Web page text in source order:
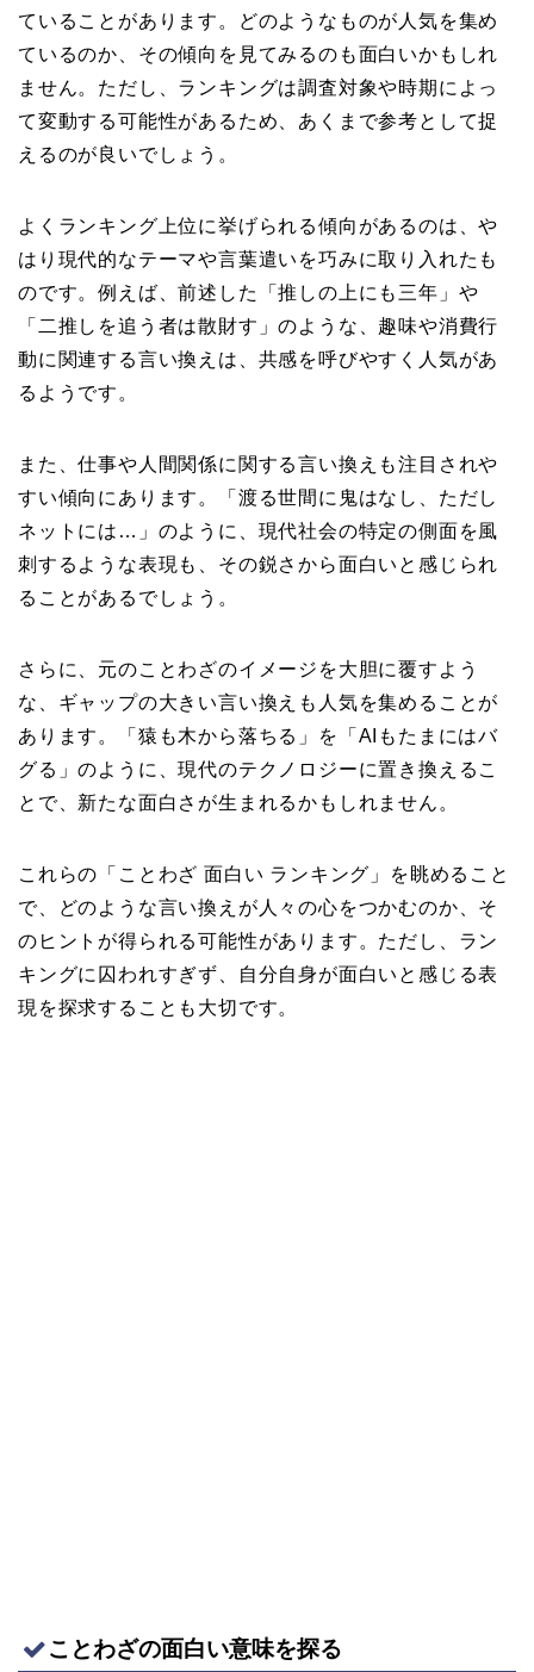
ていることがあります。どのようなものが人気を集め
ているのか、その傾向を見てみるのも面白いかもしれ
ません。ただし、ランキングは調査対象や時期によっ
て変動する可能性があるため、あくまで参考として捉
えるのが良いでしょう。
よくランキング上位に挙げられる傾向があるのは、や
はり現代的なテーマや言葉遣いを巧みに取り入れたも
のです。例えば、前述した「推しの上にも三年」や
「二推しを追う者は散財す」のような、趣味や消費行
動に関連する言い換えは、共感を呼びやすく人気があ
るようです。
また、仕事や人間関係に関する言い換えも注目されや
すい傾向にあります。「渡る世間に鬼はなし、ただし
ネットには…」のように、現代社会の特定の側面を風
刺するような表現も、その鋭さから面白いと感じられ
ることがあるでしょう。
さらに、元のことわざのイメージを大胆に覆すよう
な、ギャップの大きい言い換えも人気を集めることが
あります。「猿も木から落ちる」を「AIもたまにはバ
グる」のように、現代のテクノロジーに置き換えるこ
とで、新たな面白さが生まれるかもしれません。
これらの「ことわざ 面白い ランキング」を眺めること
で、どのような言い換えが人々の心をつかむのか、そ
のヒントが得られる可能性があります。ただし、ラン
キングに囚われすぎず、自分自身が面白いと感じる表
現を探求することも大切です。
ことわざの面白い意味を探る